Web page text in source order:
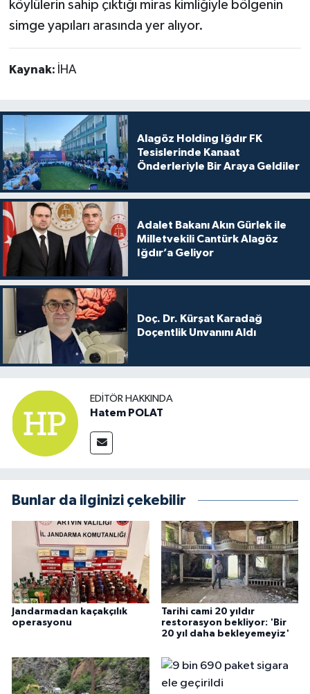
köylülerin sahip çıktığı miras kimliğiyle bölgenin
simge yapıları arasında yer alıyor.
Kaynak: İHA
Alagöz Holding Iğdır FK
Tesislerinde Kanaat
Önderleriyle Bir Araya Geldiler
Adalet Bakanı Akın Gürlek ile
Milletvekili Cantürk Alagöz
Iğdır’a Geliyor
Doç. Dr. Kürşat Karadağ
Doçentlik Unvanını Aldı
EDITÖR HAKKINDA
Hatem POLAT
Bunlar da ilginizi çekebilir
Jandarmadan kaçakçılık
operasyonu
Tarihi cami 20 yıldır
restorasyon bekliyor: 'Bir
20 yıl daha bekleyemeyiz'